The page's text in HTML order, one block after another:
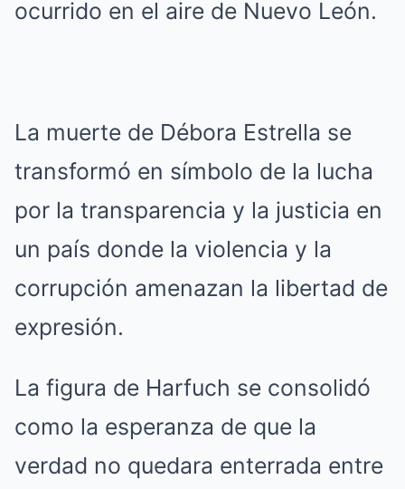
ocurrido en el aire de Nuevo León.
La muerte de Débora Estrella se
transformó en símbolo de la lucha
por la transparencia y la justicia en
un país donde la violencia y la
corrupción amenazan la libertad de
expresión.
La figura de Harfuch se consolidó
como la esperanza de que la
verdad no quedara enterrada entre